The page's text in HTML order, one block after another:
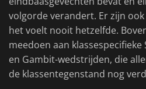
volgorde verandert. Er zijn
het voelt nooit hetzelfde.
meedoen aan
en Gambit-wedstrijden, die
de klassentegenstand nog